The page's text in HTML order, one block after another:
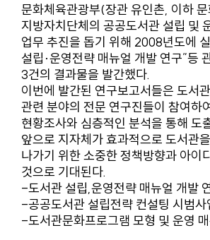
문화체육관광부(장관 유인촌, 이하
지방자치단체의 공공도서관 설립 및
업무 추진을 돕기 위해 2008년도에
설립·운영전략 매뉴얼 개발 연구”등
3건의 결과물을 발간했다.
이번에 발간된 연구보고서들은 도서
관련 분야의 전문 연구진들이 참여하
현황조사와 심층적인 분석을 통해 도
앞으로 지자체가 효과적으로 도서관
나가기 위한 소중한 정책방향과 아이
것으로 기대된다.
-도서관 설립,운영전략 매뉴얼 개발
-공공도서관 설립전략 컨설팅 시범사
-도서관문화프로그램 모형 및 운영